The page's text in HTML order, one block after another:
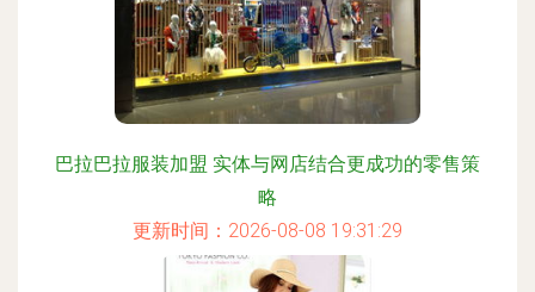
巴拉巴拉服装加盟 实体与网店结合更成功的零售策
略
更新时间：2026-08-08 19:31:29